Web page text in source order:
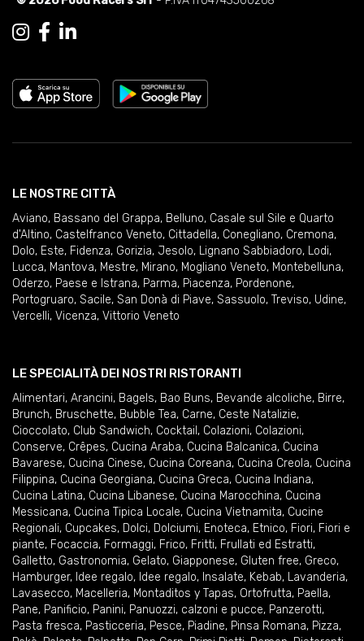
LE NOSTRE CITTÀ
Aviano, Bassano del Grappa, Belluno, Casale sul Sile e Quarto
d'Altino, Castelfranco Veneto, Cittadella, Conegliano, Cremona,
Dolo, Este, Fidenza, Gorizia, Jesolo, Lignano Sabbiadoro, Lodi,
Lucca, Mantova, Mestre, Mirano, Mogliano Veneto, Montebelluna,
Oderzo, Paese e Istrana, Parma, Piacenza, Pordenone,
Portogruaro, Sacile, San Donà di Piave, Sassuolo, Treviso, Udine,
Vercelli, Vicenza, Vittorio Veneto
LE SPECIALITÀ DEI NOSTRI RISTORANTI
Alimentari, Arancini, Bagels, Bao Buns, Bevande alcoliche, Birre,
Brunch, Bruschette, Bubble Tea, Carne, Ceste Natalizie,
Cioccolato, Club Sandwich, Cocktail , Colazioni, Colazioni,
Conserve, Crêpes, Cucina Araba, Cucina Balcanica, Cucina
Bavarese, Cucina Cinese, Cucina Coreana, Cucina Creola, Cucina
Filippina, Cucina Georgiana, Cucina Greca, Cucina Indiana,
Cucina Latina, Cucina Libanese, Cucina Marocchina, Cucina
Messicana, Cucina Tipica Locale, Cucina Vietnamita, Cucine
Regionali, Cupcakes, Dolci, Dolciumi, Enoteca, Etnico, Fiori, Fiori e
piante, Focaccia, Formaggi, Frico, Fritti, Frullati ed Estratti,
Galletto, Gastronomia, Gelato, Giapponese, Gluten free, Greco,
Hamburger, Idee regalo, Idee regalo, Insalate, Kebab, Lavanderia,
Lavasecco, Macelleria, Montaditos y Tapas, Ortofrutta, Paella,
Pane, Panificio, Panini, Panuozzi, calzoni e pucce, Panzerotti,
Pasta fresca, Pasticceria, Pesce, Piadine, Pinsa Romana, Pizza,